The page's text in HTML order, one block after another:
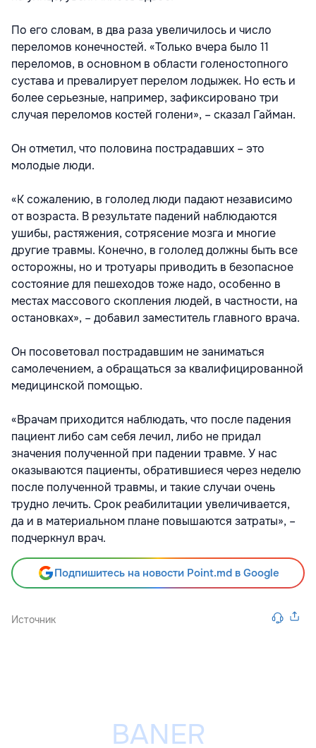
По его словам, в два раза увеличилось и число
переломов конечностей. «Только вчера было 11
переломов, в основном в области голеностопного
сустава и превалирует перелом лодыжек. Но есть и
более серьезные, например, зафиксировано три
случая переломов костей голени», – сказал Гайман.
Он отметил, что половина пострадавших – это
молодые люди.
«К сожалению, в гололед люди падают независимо
от возраста. В результате падений наблюдаются
ушибы, растяжения, сотрясение мозга и многие
другие травмы. Конечно, в гололед должны быть все
осторожны, но и тротуары приводить в безопасное
состояние для пешеходов тоже надо, особенно в
местах массового скопления людей, в частности, на
остановках», – добавил заместитель главного врача.
Он посоветовал пострадавшим не заниматься
самолечением, а обращаться за квалифицированной
медицинской помощью.
«Врачам приходится наблюдать, что после падения
пациент либо сам себя лечил, либо не придал
значения полученной при падении травме. У нас
оказываются пациенты, обратившиеся через неделю
после полученной травмы, и такие случаи очень
трудно лечить. Срок реабилитации увеличивается,
да и в материальном плане повышаются затраты», –
подчеркнул врач.
Подпишитесь на новости Point.md в Google
Источник